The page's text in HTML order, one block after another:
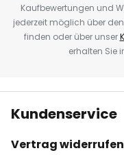
Kaufbewertungen und
jederzeit möglich über
finden oder über unser
erhalten Sie
Kundenservice
Vertrag widerrufen